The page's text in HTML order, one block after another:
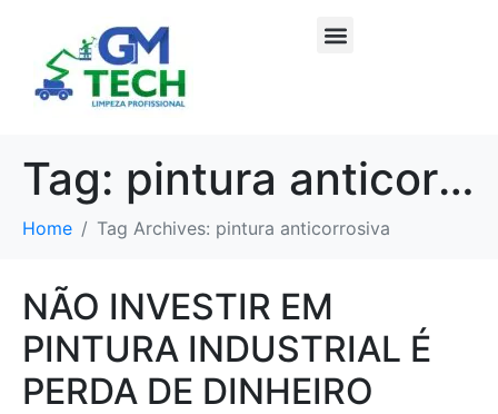
Tag: pintura anticorrosiva
Home Tag Archives: pintura anticorrosiva
NÃO INVESTIR EM
PINTURA INDUSTRIAL É
PERDA DE DINHEIRO